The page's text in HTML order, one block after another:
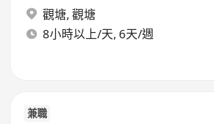
觀塘, 觀塘
8小時以上/天, 6天/週
兼職